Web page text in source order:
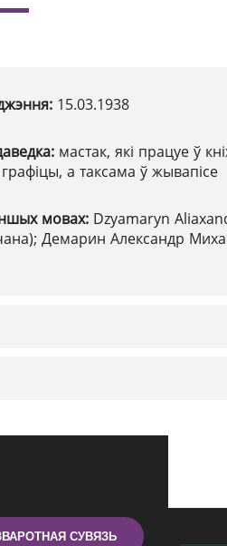
15.03.1938
мастак, які працуе ў
а таксама ў жывапісе
мовах: Dzyamaryn
Демарин Александр
СУВЯЗЬ